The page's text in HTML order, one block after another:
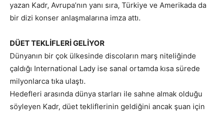
yazan Kadr, Avrupa’nın yanı sıra, Türkiye ve Amerikada da
bir dizi konser anlaşmalarına imza attı.
DÜET TEKLİFLERİ GELİYOR
Dünyanın bir çok ülkesinde discoların marş niteliğinde
çaldığı International Lady ise sanal ortamda kısa sürede
milyonlarca tıka ulaştı.
Hedefleri arasında dünya starları ile sahne almak olduğu
söyleyen Kadr, düet tekliflerinin geldiğini ancak şuan için